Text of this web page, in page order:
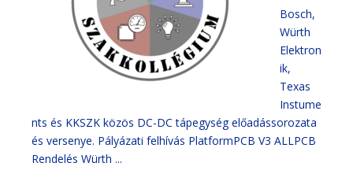
Bosch,
Würth
Elektron
ik,
Texas
Instume
nts és KKSZK közös DC-DC tápegység előadássorozata
és versenye. Pályázati felhívás PlatformPCB V3 ALLPCB
Rendelés Würth ...